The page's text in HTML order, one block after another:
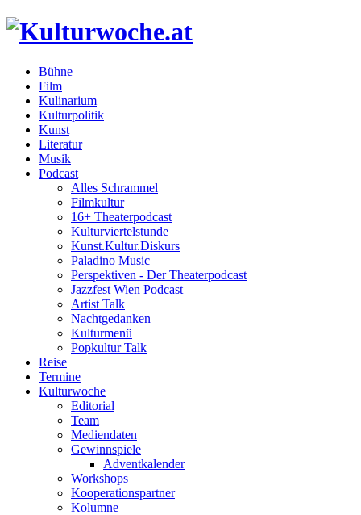
Bühne
Film
Kulinarium
Kulturpolitik
Kunst
Literatur
Musik
Podcast
Alles Schrammel
Filmkultur
16+ Theaterpodcast
Kulturviertelstunde
Kunst.Kultur.Diskurs
Paladino Music
Perspektiven - Der Theaterpodcast
Jazzfest Wien Podcast
Artist Talk
Nachtgedanken
Kulturmenü
Popkultur Talk
Reise
Termine
Kulturwoche
Editorial
Team
Mediendaten
Gewinnspiele
Adventkalender
Workshops
Kooperationspartner
Kolumne